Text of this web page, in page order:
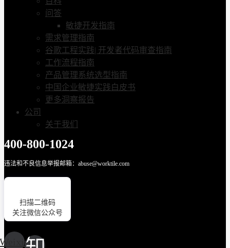
问答
敏捷开发指南
需求管理指南
谷歌工程实践| 开发者代码审查指南
工作流程指南
产品管理系统选型指南
中国企业敏捷实践白皮书
更多洞察报告
公司
关于我们
400-800-1024
违法和不良信息举报邮箱：abuse@worktile.com
扫描二维码
关注微信公众号
Weixin